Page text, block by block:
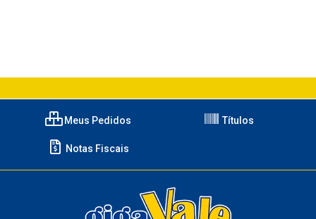
Meus Pedidos Títulos
Notas Fiscais